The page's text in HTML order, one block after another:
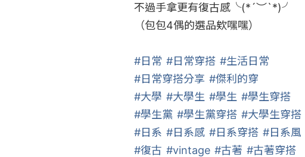
不過手拿更有復古感╰(*´︶`*)╯
（包包4偶的選品欸嘿嘿）
#日常 #日常穿搭 #生活日常
#日常穿搭分享 #傑利的穿
#大學 #大學生 #學生 #學生穿搭
#學生黨 #學生黨穿搭 #大學生穿搭
#日系 #日系感 #日系穿搭 #日系風
#復古 #vintage #古著 #古著穿搭